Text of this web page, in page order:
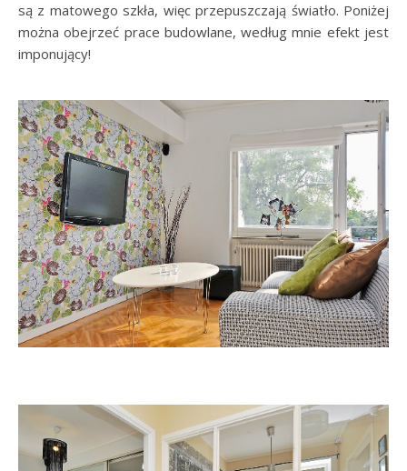
są z matowego szkła, więc przepuszczają światło. Poniżej
można obejrzeć prace budowlane, według mnie efekt jest
imponujący!